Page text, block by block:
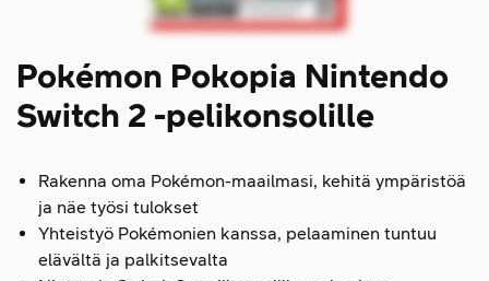
Pokémon Pokopia Nintendo
Switch 2 -pelikonsolille
Rakenna oma Pokémon-maailmasi, kehitä ympäristöä
ja näe työsi tulokset
Yhteistyö Pokémonien kanssa, pelaaminen tuntuu
elävältä ja palkitsevalta